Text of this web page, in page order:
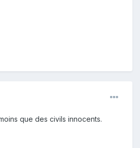
que des civils innocents.